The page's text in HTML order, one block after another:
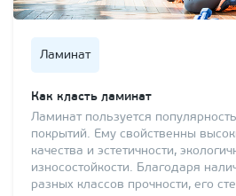
Ламинат
Как класть ламинат
Ламинат пользуется
покрытий. Ему свойственны
качества и эстетичности,
износостойкости. Благодаря
разных классов прочности, его